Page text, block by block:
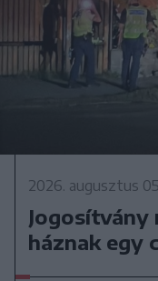
2026. augusztus
háznak egy